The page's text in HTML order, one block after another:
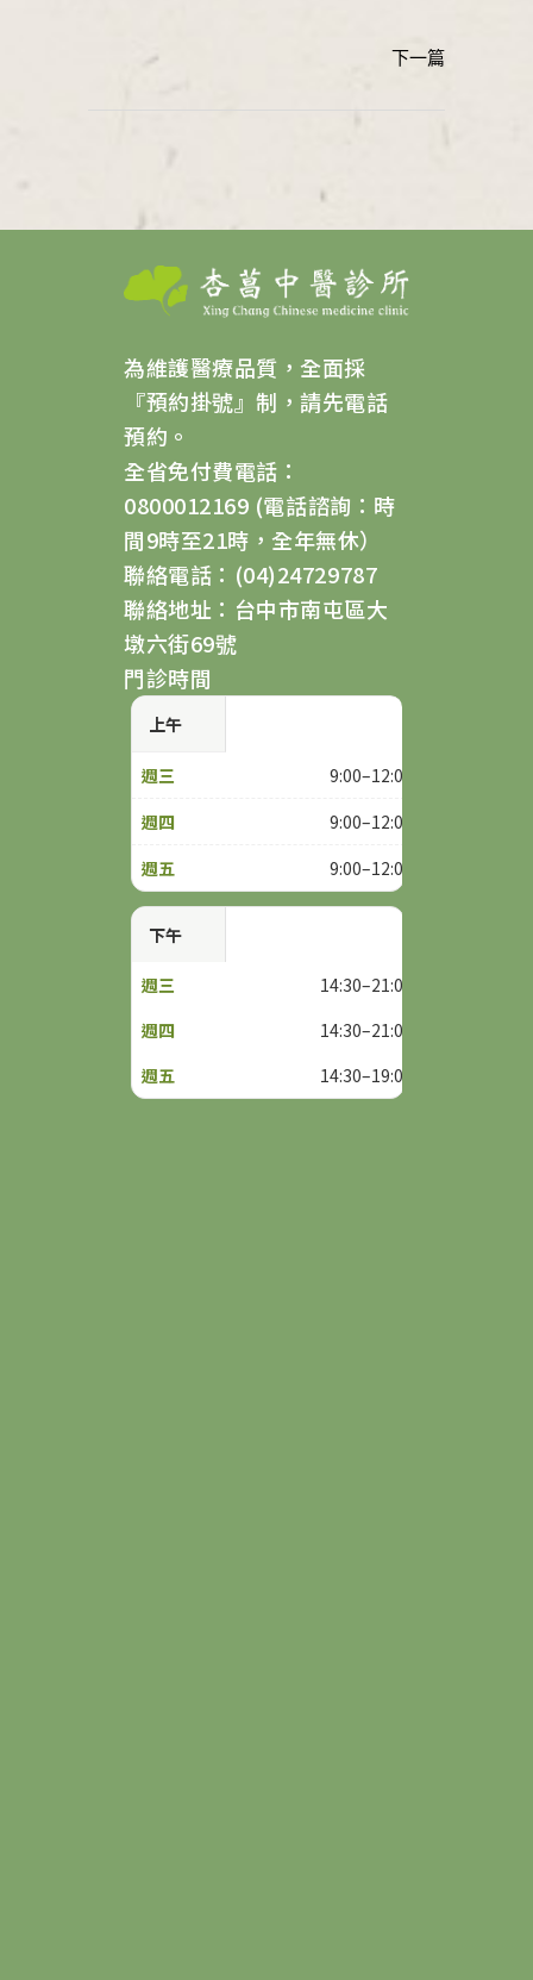
為維護醫療品質，全面採
『預約掛號』制，請先電話
預約。
全省免付費電話：
0800012169 (電話諮詢：時
間9時至21時，全年無休）
聯絡電話：(04)24729787
聯絡地址：台中市南屯區大
墩六街69號
門診時間
上午
9:00–12:00
9:00–12:00
9:00–12:00
下午
14:30–21:00
14:30–21:00
14:30–19:00